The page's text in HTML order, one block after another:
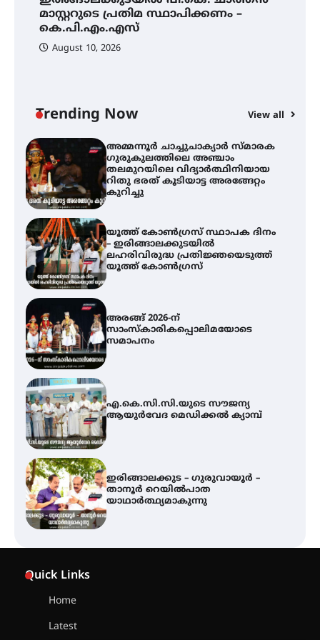
മാസ്റ്ററുടെ പ്രതിമ സ്ഥാപിക്കണം –
കെ.പി.എം.എസ്
August 10, 2026
Trending Now View all
ചാത്തൻ മാസ്റ്ററുടെ പ്രതിമ
സ്ഥാപിക്കണം – കെ.പി.എം.എസ്
കുറിച്ചു
യൂത്ത് കോൺഗ്രസ്‌ സ്ഥാപക ദിനം
– ഇരിങ്ങാലക്കുടയിൽ
ലഹരിവിരുദ്ധ പ്രതിജ്ഞയെടുത്ത്
യൂത്ത് കോൺഗ്രസ്
അരങ്ങ് 2026-ന്
സാംസ്കാരികപ്പൊലിമയോടെ
സമാപനം
എ.കെ.സി.സി.യുടെ സൗജന്യ
ആയുർവേദ മെഡിക്കൽ ക്യാമ്പ്
ഇരിങ്ങാലക്കുട – ഗുരുവായൂർ –
താനൂർ റെയിൽപാത
യാഥാർത്ഥ്യമാകുന്നു
ഇരിങ്ങാലക്കുടയിൽ പി.കെ.
ചാത്തൻ മാസ്റ്ററുടെ പ്രതിമ
സ്ഥാപിക്കണം – കെ.പി.എം.എസ്
അമ്മന്നൂർ ചാച്ചുചാക്യാർ സ്മാരക
Quick Links
Home
Latest